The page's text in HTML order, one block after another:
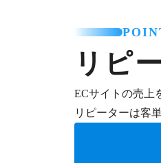
リピ
ECサイトの売上
リピーターは客